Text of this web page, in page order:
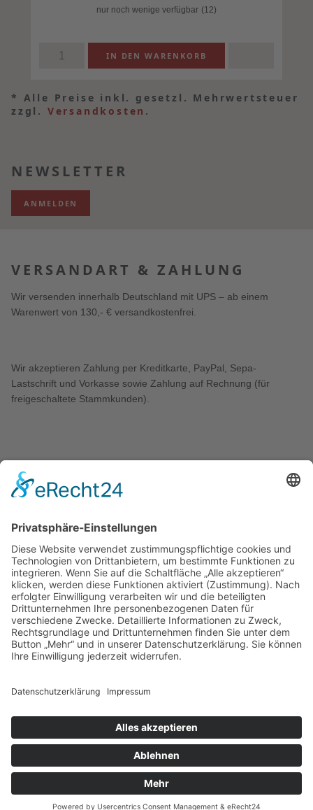
nur noch wenige verfügbar (12)
* Alle Preise inkl. gesetzl. Mehrwertsteuer
zzgl. Versandkosten .
NEWSLETTER
ANMELDEN
VERSANDART & ZAHLUNG
Wir versenden innerhalb Deutschland mit UPS – ab einem
Warenwert von 130,- € versandkostenfrei.
Wir akzeptieren Zahlung per Kreditkarte, PayPal, Sepa-
Lastschrift und Vorkasse sowie Zahlung auf Rechnung (für
freigeschaltete Stammkunden).
KONTAKT
Spezialitäten aus Österreich
Daimlerstr. 21
50859 Köln
Telefon: 02234 802701
Fax: 02234 986145
Abholung und Verkauf
im Lagerausschließlich
nach Termin­vereinbarung.
Bezahlung & Versand Kontakt
Datenschutz
AGB Widerruf
Vertrag widerrufen